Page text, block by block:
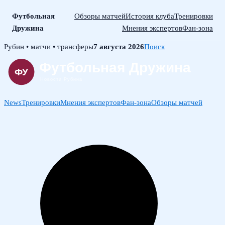
Футбольная
Дружина
Обзоры матчейИстория клубаТренировки
Мнения экспертовФан-зона
Skip
content
Рубин • матчи • трансферы7 августа 2026Поиск
NewsТренировкиМнения экспертовФан-зонаОбзоры матчей